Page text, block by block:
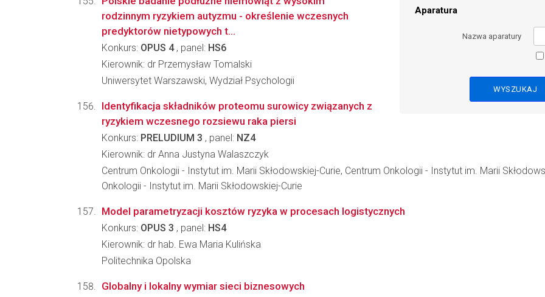
Aparatura
Nazwa aparatury
rodzinnym ryzykiem autyzmu - określenie wczesnych
predyktorów nietypowych t...
Konkurs: OPUS 4, panel: HS6
Kierownik: dr Przemysław Tomalski
Uniwersytet Warszawski, Wydział Psychologii
Identyfikacja składników proteomu surowicy związanych z
ryzykiem wczesnego rozsiewu raka piersi
Konkurs: PRELUDIUM 3 , panel: NZ4
Kierownik: dr Anna Justyna Walaszczyk
Centrum Onkologii - Instytut im. Marii Skłodowskiej-Curie, Centrum Onkologii - Instytut im. Marii
Onkologii - Instytut im. Marii Skłodowskiej-Curie
Model parametryzacji kosztów ryzyka w procesach logistycznych
Konkurs: OPUS 3 , panel: HS4
Kierownik: dr hab. Ewa Maria Kulińska
Politechnika Opolska
Globalny i lokalny wymiar sieci biznesowych